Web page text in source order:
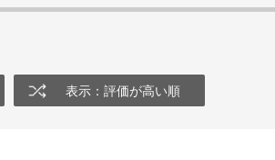
表示：評価が高い順